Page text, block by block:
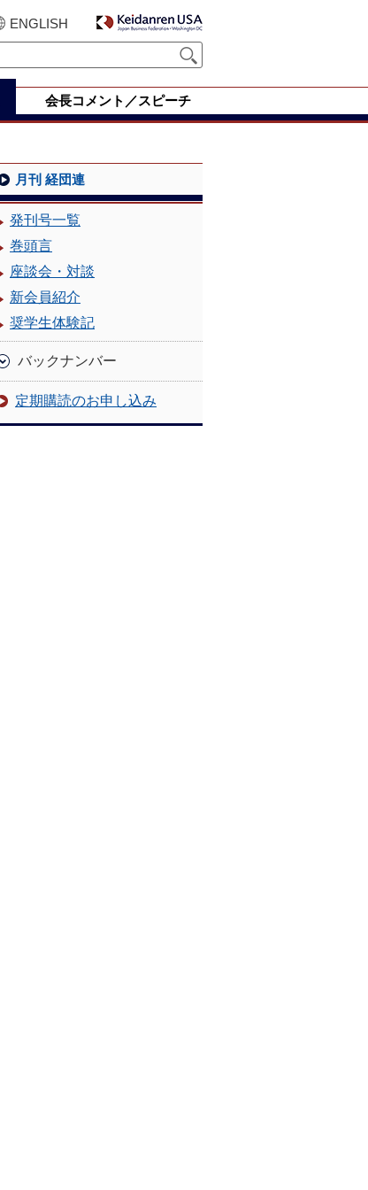
ENGLISH
会長コメント／スピーチ
月刊 経団連
発刊号一覧
巻頭言
座談会・対談
新会員紹介
奨学生体験記
バックナンバー
定期購読のお申し込み